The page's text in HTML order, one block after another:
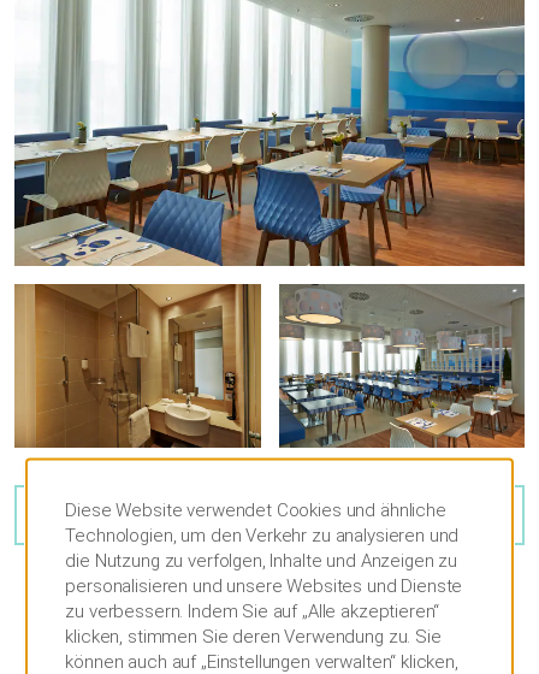
8FOTOS ANSEHEN
Diese Website verwendet Cookies und ähnliche
Technologien, um den Verkehr zu analysieren und
die Nutzung zu verfolgen, Inhalte und Anzeigen zu
personalisieren und unsere Websites und Dienste
zu verbessern. Indem Sie auf „Alle akzeptieren“
klicken, stimmen Sie deren Verwendung zu. Sie
können auch auf „Einstellungen verwalten“ klicken,